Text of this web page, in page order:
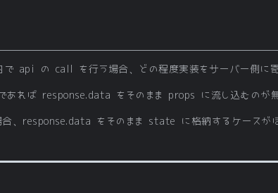
api の call を行う場合、どの程度実装をサーバー側に寄
れば response.data をそのまま props に流し込むのが
、response.data をそのまま state に格納するケースが